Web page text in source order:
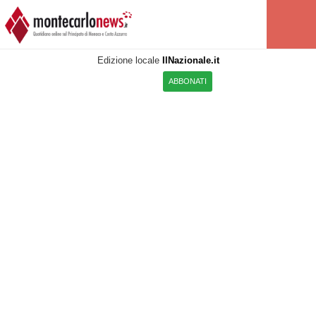
Edizione locale IlNazionale.it
ABBONATI